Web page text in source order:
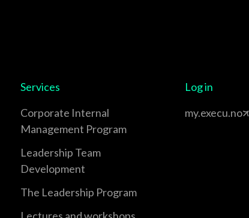
Services
Corporate Internal
Management Program
Leadership Team
Development
The Leadership Program
Log in
my.execu.no